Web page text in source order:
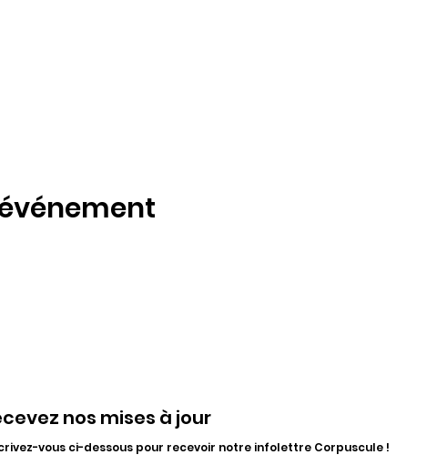
nos mises à jour
vous ci-dessous pour recevoir notre infolettre Corpuscule !